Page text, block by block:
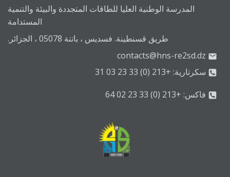
المدرسة الوطنية العليا للطاقات المتجددة والبيئة والتنمية
المستدامة
طريق قسنطينة. فسديس ، باتنة 05078 ، الجزائر.
contacts@hns-re2sd.dz
سكرتارية: +213 (0) 33 23 03 31
فاكس: +213 (0) 33 23 02 64